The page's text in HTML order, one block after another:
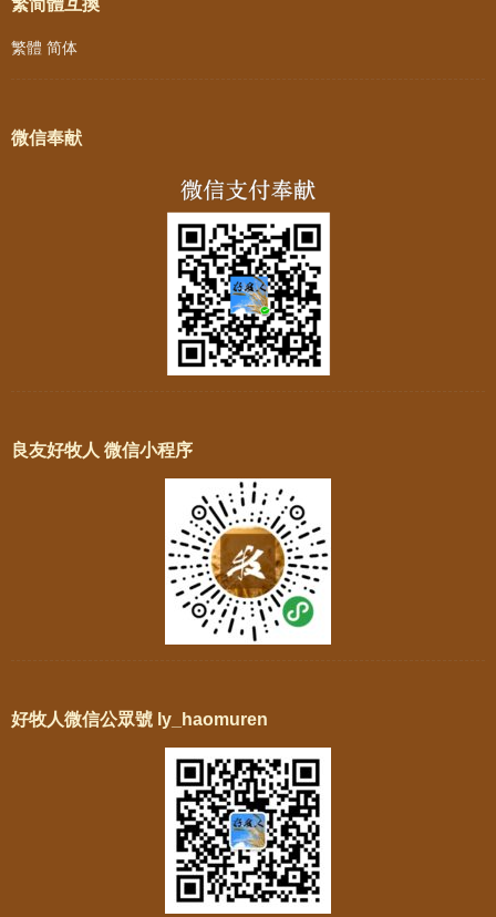
繁简體互換
繁體 简体
微信奉献
良友好牧人 微信小程序
好牧人微信公眾號 ly_haomuren